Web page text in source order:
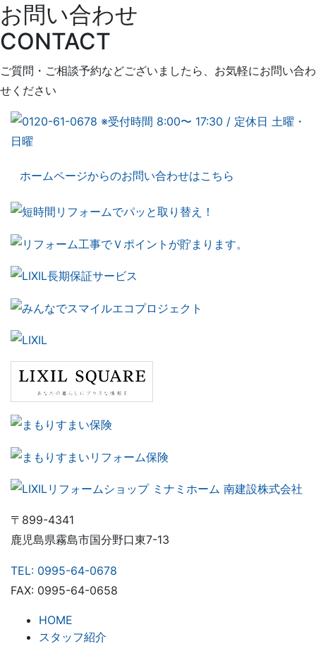
お問い合わせ
CONTACT
ご質問・ご相談予約などございましたら、お気軽にお問い合わ
せください
ホームページからのお問い合わせはこちら
〒899-4341
鹿児島県霧島市国分野口東7-13
TEL: 0995-64-0678
FAX: 0995-64-0658
HOME
スタッフ紹介